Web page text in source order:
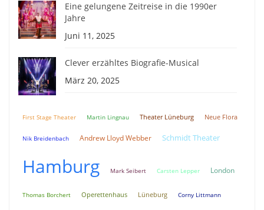
Eine gelungene Zeitreise in die 1990er
Jahre
Juni 11, 2025
Clever erzähltes Biografie-Musical
März 20, 2025
First Stage Theater Martin Lingnau Theater Lüneburg Neue Flora
Nik Breidenbach Andrew Lloyd Webber Schmidt Theater
Hamburg Mark Seibert Carsten Lepper London
Thomas Borchert Operettenhaus Lüneburg Corny Littmann